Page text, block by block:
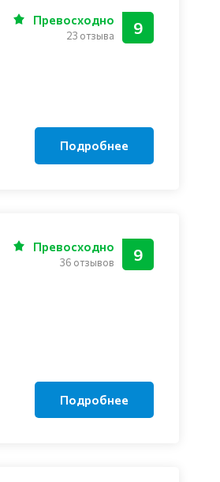
9
Превосходно
23 отзыва
Подробнее
9
Превосходно
36 отзывов
Подробнее